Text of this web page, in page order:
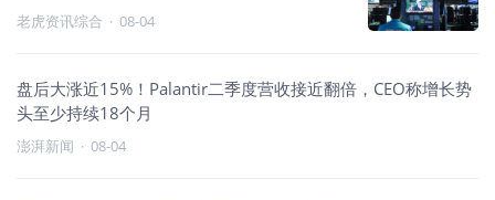
4%；绩优股表现亮眼，Palantir涨近15%、
老虎资讯综合 · 08-04
盘后大涨近15%！Palantir二季度营收接近翻倍，CEO称增长势
头至少持续18个月
澎湃新闻 · 08-04